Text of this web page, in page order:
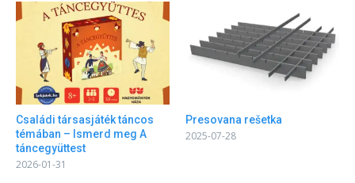
Családi társasjáték táncos
témában – Ismerd meg A
táncegyüttest
2026-01-31
Presovana rešetka
2025-07-28